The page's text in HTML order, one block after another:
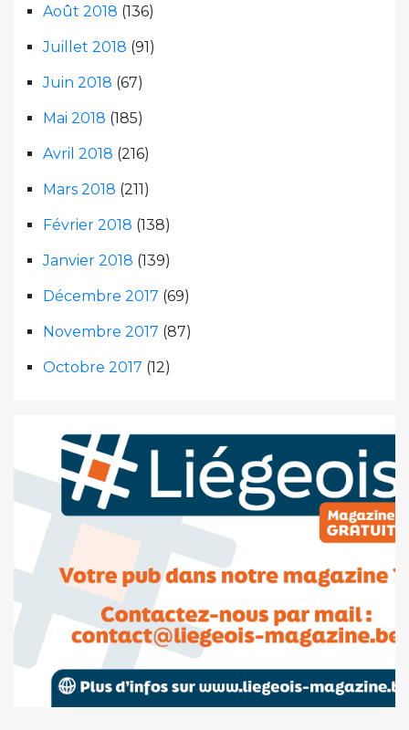
Août 2018 (136)
Juillet 2018 (91)
Juin 2018 (67)
Mai 2018 (185)
Avril 2018 (216)
Mars 2018 (211)
Février 2018 (138)
Janvier 2018 (139)
Décembre 2017 (69)
Novembre 2017 (87)
Octobre 2017 (12)